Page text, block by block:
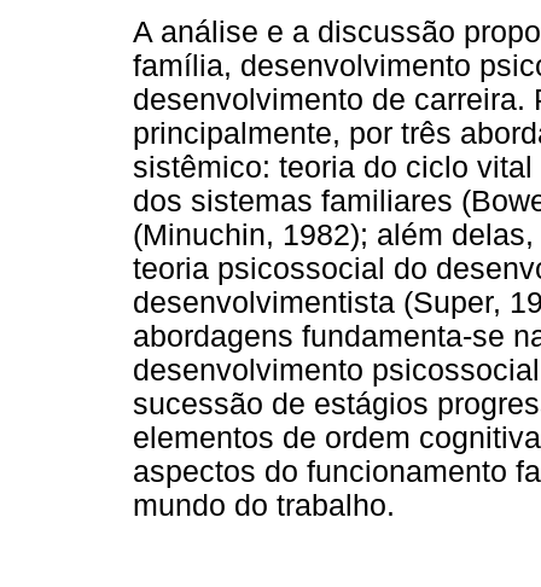
A análise e a discussão
família, desenvolvimento
desenvolvimento de carreira.
principalmente, por três
sistêmico: teoria do ciclo
dos sistemas familiares
(Minuchin, 1982); além
teoria psicossocial do
desenvolvimentista (Super,
abordagens fundamenta-se
desenvolvimento
sucessão de estágios
elementos de ordem
aspectos do funcionamento
mundo do trabalho.